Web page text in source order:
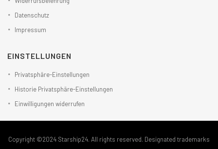
Datenschutz
Impressum
EINSTELLUNGEN
Privatsphäre-Einstellungen
Historie Privatsphäre-Einstellungen
Einwilligungen widerrufen
Copyright ©2024 Starship24. All rights reserved. Designated trademarks